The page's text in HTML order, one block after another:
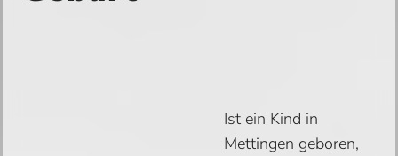
Ist ein Kind in
Mettingen geboren,